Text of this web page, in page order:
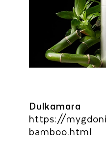
Dulkamara
https://
bamboo.html